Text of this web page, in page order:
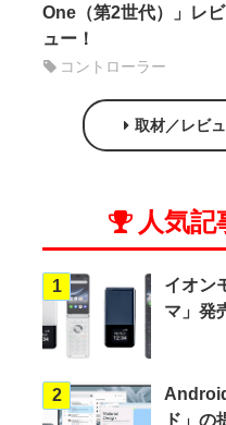
One（第2世代）」レビ
ュー！
コントローラー
取材／レビ
人気
1
イオン
マ」発
2
ド」